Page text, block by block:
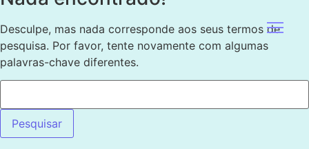
Desculpe, mas nada corresponde aos seus termos de
pesquisa. Por favor, tente novamente com algumas
palavras-chave diferentes.